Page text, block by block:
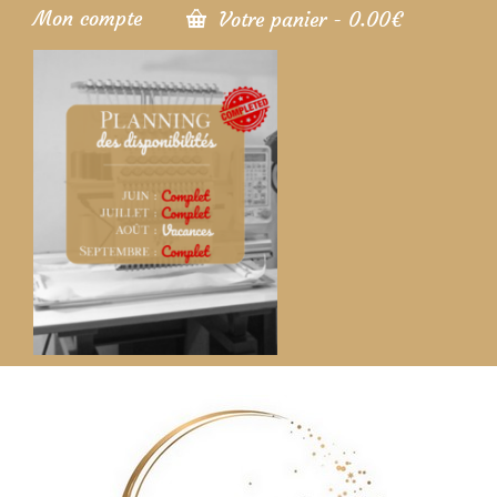
Mon compte Votre panier - 0.00€